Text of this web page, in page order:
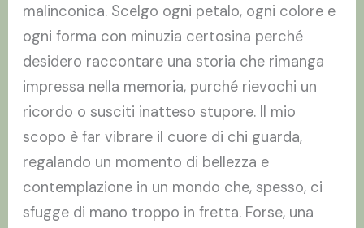
malinconica. Scelgo ogni petalo, ogni colore e
ogni forma con minuzia certosina perché
desidero raccontare una storia che rimanga
impressa nella memoria, purché rievochi un
ricordo o susciti inatteso stupore. Il mio
scopo è far vibrare il cuore di chi guarda,
regalando un momento di bellezza e
contemplazione in un mondo che, spesso, ci
sfugge di mano troppo in fretta. Forse, una